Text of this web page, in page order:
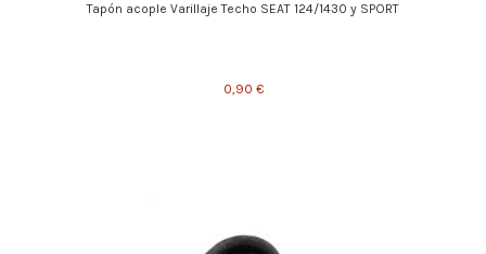
Tapón acople Varillaje Techo SEAT 124/1430 y SPORT
0,90 €